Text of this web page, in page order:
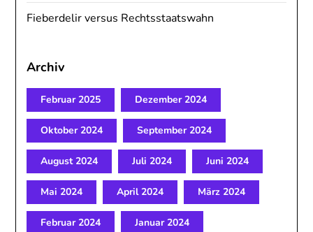
Fieberdelir versus Rechtsstaatswahn
Archiv
Februar 2025 Dezember 2024
Oktober 2024 September 2024
August 2024 Juli 2024 Juni 2024
Mai 2024 April 2024 März 2024
Februar 2024 Januar 2024